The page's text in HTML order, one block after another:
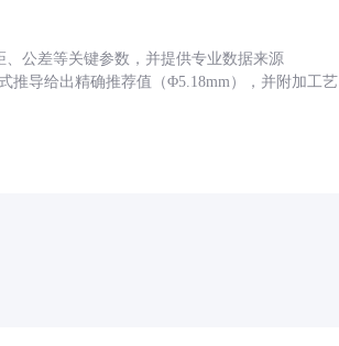
公差等关键参数，并提供专业数据来源
推导给出精确推荐值（Φ5.18mm），并附加工艺